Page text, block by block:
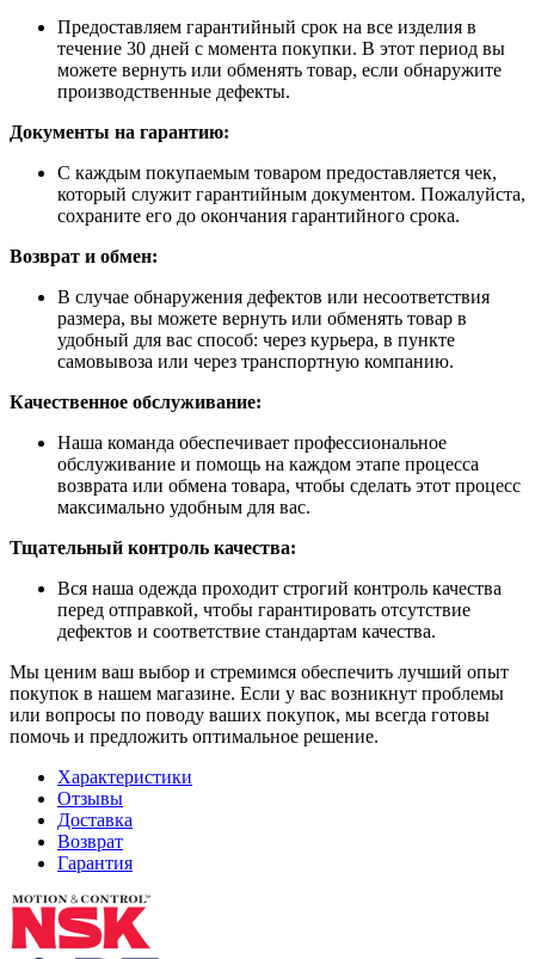
Предоставляем гарантийный срок на все изделия в
течение 30 дней с момента покупки. В этот период вы
можете вернуть или обменять товар, если обнаружите
производственные дефекты.
Документы на гарантию:
С каждым покупаемым товаром предоставляется чек,
который служит гарантийным документом. Пожалуйста,
сохраните его до окончания гарантийного срока.
Возврат и обмен:
В случае обнаружения дефектов или несоответствия
размера, вы можете вернуть или обменять товар в
удобный для вас способ: через курьера, в пункте
самовывоза или через транспортную компанию.
Качественное обслуживание:
Наша команда обеспечивает профессиональное
обслуживание и помощь на каждом этапе процесса
возврата или обмена товара, чтобы сделать этот процесс
максимально удобным для вас.
Тщательный контроль качества:
Вся наша одежда проходит строгий контроль качества
перед отправкой, чтобы гарантировать отсутствие
дефектов и соответствие стандартам качества.
Мы ценим ваш выбор и стремимся обеспечить лучший опыт
покупок в нашем магазине. Если у вас возникнут проблемы
или вопросы по поводу ваших покупок, мы всегда готовы
помочь и предложить оптимальное решение.
Характеристики
Отзывы
Доставка
Возврат
Гарантия